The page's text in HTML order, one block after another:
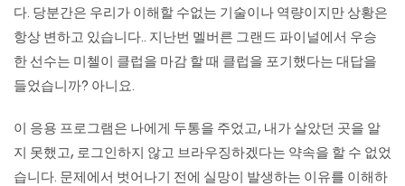
다. 당분간은 우리가 이해할 수없는 기술이나 역량이지만 상황은
항상 변하고 있습니다.. 지난번 멜버른 그랜드 파이널에서 우승
한 선수는 미첼이 클럽을 마감 할 때 클럽을 포기했다는 대답을
들었습니까? 아니요.
이 응용 프로그램은 나에게 두통을 주었고, 내가 살았던 곳을 알
지 못했고, 로그인하지 않고 브라우징하겠다는 약속을 할 수 없었
습니다. 문제에서 벗어나기 전에 실망이 발생하는 이유를 이해하